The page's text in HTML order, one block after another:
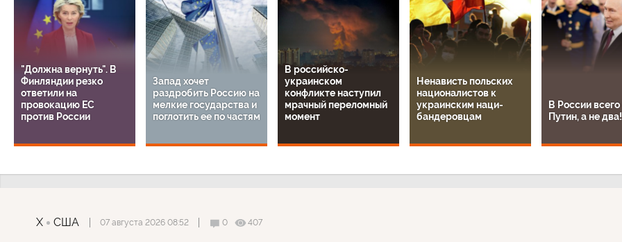
"Должна вернуть". В
Финляндии резко
ответили на
провокацию ЕС
против России
Запад хочет
раздробить Россию на
мелкие государства и
поглотить ее по частям
В российско-
украинском
конфликте наступил
мрачный переломный
момент
Ненависть польских
националистов к
украинским наци-
бандеровцам
В России
Путин, а не два!
X США 07 августа 2026 08:52 0 407